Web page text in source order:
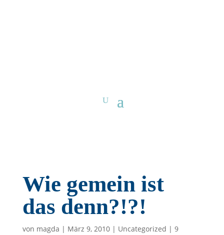
Wie gemein ist
das denn?!?!
von magda | März 9, 2010| Uncategorized | 9